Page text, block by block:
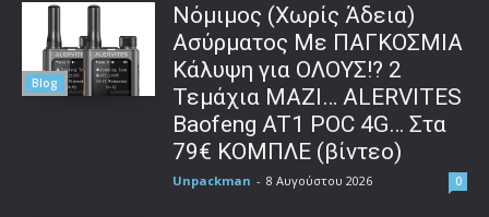
Blog
Νόμιμος (Χωρίς Άδεια)
Ασύρματος Με ΠΑΓΚΟΣΜΙΑ
Κάλυψη για ΟΛΟΥΣ!? 2
Τεμάχια ΜΑΖΙ… ALERVITES
Baofeng AT1 POC 4G… Στα
79€ ΚΟΜΠΛΕ (βίντεο)
Unpackman - 8 Αυγούστου 2026 0